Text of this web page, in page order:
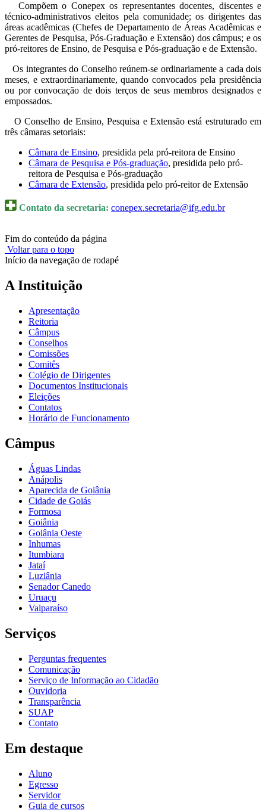
Compõem o Conepex os representantes docentes, discentes e
técnico-administrativos eleitos pela comunidade; os dirigentes das
áreas acadêmicas (Chefes de Departamento de Áreas Acadêmicas e
Gerentes de Pesquisa, Pós-Graduação e Extensão) dos câmpus; e os
pró-reitores de Ensino, de Pesquisa e Pós-graduação e de Extensão.
Os integrantes do Conselho reúnem-se ordinariamente a cada dois
meses, e extraordinariamente, quando convocados pela presidência
ou por convocação de dois terços de seus membros designados e
empossados.
O Conselho de Ensino, Pesquisa e Extensão está estruturado em
três câmaras setoriais:
Câmara de Ensino, presidida pela pró-reitora de Ensino
Câmara de Pesquisa e Pós-graduação, presidida pelo pró-
reitora de Pesquisa e Pós-graduação
Câmara de Extensão, presidida pelo pró-reitor de Extensão
Contato da secretaria: conepex.secretaria@ifg.edu.br
Fim do conteúdo da página
Voltar para o topo
Início da navegação de rodapé
A Instituição
Apresentação
Reitoria
Câmpus
Conselhos
Comissões
Comitês
Colégio de Dirigentes
Documentos Institucionais
Eleições
Contatos
Horário de Funcionamento
Câmpus
Águas Lindas
Anápolis
Aparecida de Goiânia
Cidade de Goiás
Formosa
Goiânia
Goiânia Oeste
Inhumas
Itumbiara
Jataí
Luziânia
Senador Canedo
Uruaçu
Valparaíso
Serviços
Perguntas frequentes
Comunicação
Serviço de Informação ao Cidadão
Ouvidoria
Transparência
SUAP
Contato
Em destaque
Aluno
Egresso
Servidor
Guia de cursos